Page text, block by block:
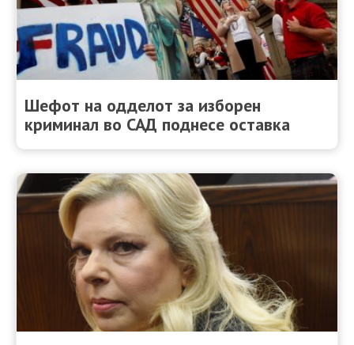
Шефот на одделот за изборен
криминал во САД поднесе оставка